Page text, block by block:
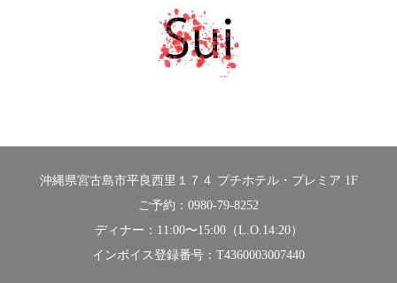
沖縄県宮古島市平良西里１７４ プチホテル・プレミア 1F
ご予約：0980-79-8252
ディナー：11:00〜15:00（L.O.14:20）
インボイス登録番号：T4360003007440